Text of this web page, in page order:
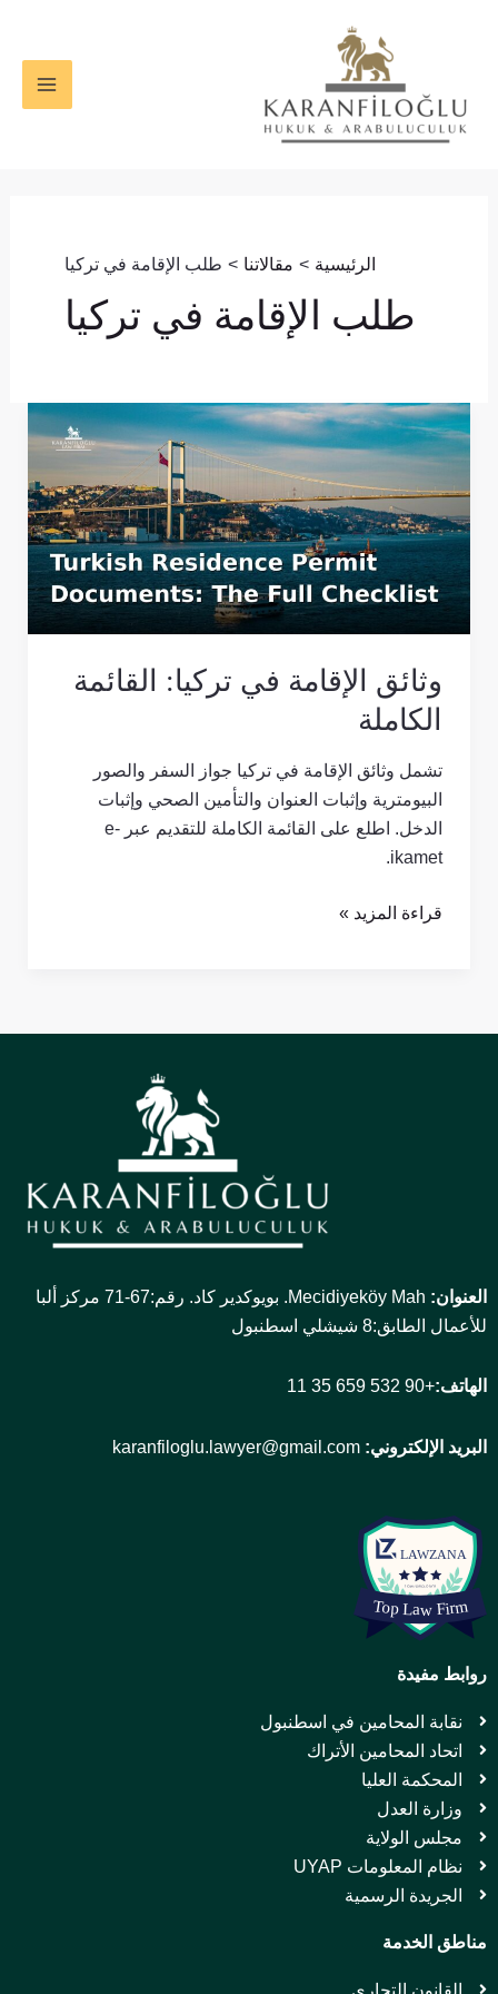
الرئيسية مقالاتنا طلب الإقامة في تركيا
طلب الإقامة في تركيا
وثائق الإقامة في تركيا: القائمة
الكاملة
تشمل وثائق الإقامة في تركيا جواز السفر والصور
البيومترية وإثبات العنوان والتأمين الصحي وإثبات
الدخل. اطلع على القائمة الكاملة للتقديم عبر e-
ikamet.
وثائق
الإقامة
تركيا:
القائمة
الكاملة
قراءة المزيد »
العنوان:
Mecidiyeköy Mah. بويوكدير كاد. رقم:67-71 مركز ألبا
للأعمال الطابق:8 شيشلي اسطنبول
الهاتف:+90 532 659 35 11
البريد الإلكتروني: karanfiloglu.lawyer@gmail.com
روابط مفيدة
نقابة المحامين في اسطنبول
اتحاد المحامين الأتراك
المحكمة العليا
وزارة العدل
مجلس الولاية
نظام المعلومات UYAP
الجريدة الرسمية
مناطق الخدمة
القانون التجاري